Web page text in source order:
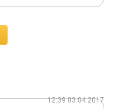
12:39 03.04.2017